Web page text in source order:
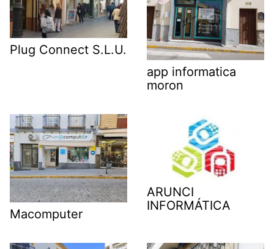
Plug Connect S.L.U.
app informatica
moron
Macomputer
ARUNCI
INFORMÁTICA